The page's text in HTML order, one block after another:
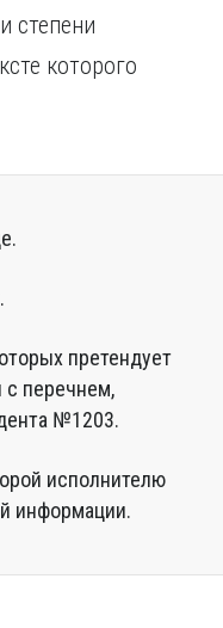
степени
которого
претендует
с перечнем,
№1203.
исполнителю
информации.